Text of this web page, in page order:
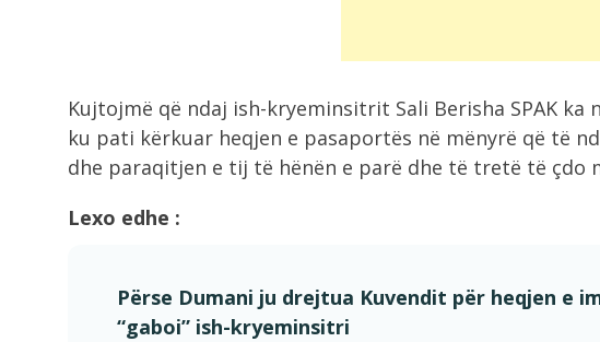
Kujtojmë që ndaj ish-kryeminsitrit Sali Berisha SPAK
ku pati kërkuar heqjen e pasaportës në mënyrë që të
dhe paraqitjen e tij të hënën e parë dhe të tretë të çdo
Lexo edhe :
Përse Dumani ju drejtua Kuvendit për heqjen e
“gaboi” ish-kryeminsitri